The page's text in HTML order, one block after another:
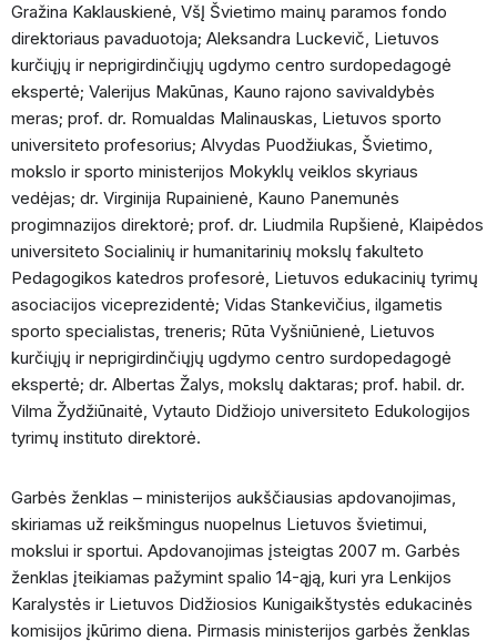
Gražina Kaklauskienė, VšĮ Švietimo mainų paramos fondo
direktoriaus pavaduotoja; Aleksandra Luckevič, Lietuvos
kurčiųjų ir neprigirdinčiųjų ugdymo centro surdopedagogė
ekspertė; Valerijus Makūnas, Kauno rajono savivaldybės
meras; prof. dr. Romualdas Malinauskas, Lietuvos sporto
universiteto profesorius; Alvydas Puodžiukas, Švietimo,
mokslo ir sporto ministerijos Mokyklų veiklos skyriaus
vedėjas; dr. Virginija Rupainienė, Kauno Panemunės
progimnazijos direktorė; prof. dr. Liudmila Rupšienė, Klaipėdos
universiteto Socialinių ir humanitarinių mokslų fakulteto
Pedagogikos katedros profesorė, Lietuvos edukacinių tyrimų
asociacijos viceprezidentė; Vidas Stankevičius, ilgametis
sporto specialistas, treneris; Rūta Vyšniūnienė, Lietuvos
kurčiųjų ir neprigirdinčiųjų ugdymo centro surdopedagogė
ekspertė; dr. Albertas Žalys, mokslų daktaras; prof. habil. dr.
Vilma Žydžiūnaitė, Vytauto Didžiojo universiteto Edukologijos
tyrimų instituto direktorė.
Garbės ženklas – ministerijos aukščiausias apdovanojimas,
skiriamas už reikšmingus nuopelnus Lietuvos švietimui,
mokslui ir sportui. Apdovanojimas įsteigtas 2007 m. Garbės
ženklas įteikiamas pažymint spalio 14-ąją, kuri yra Lenkijos
Karalystės ir Lietuvos Didžiosios Kunigaikštystės edukacinės
komisijos įkūrimo diena. Pirmasis ministerijos garbės ženklas